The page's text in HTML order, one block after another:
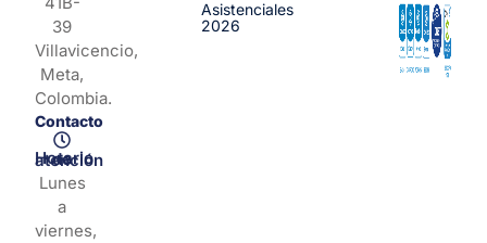
39
Villavicencio,
Meta,
Colombia.
Contacto
Horario de atención
Lunes
a
viernes,
Asistenciales
2026